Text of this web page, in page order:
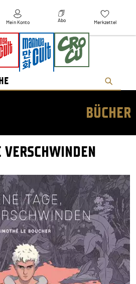
Mein Konto Abo Merkzettel
BÜCHER